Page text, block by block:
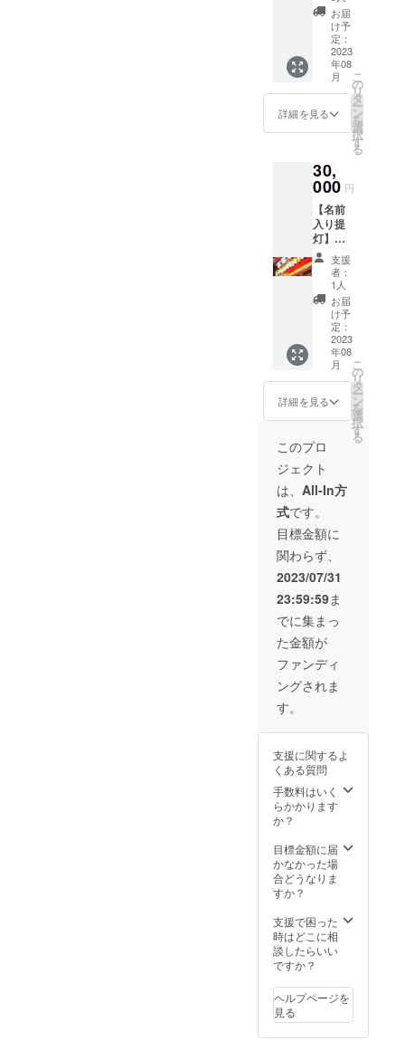
者様の
お名前
を飾ら
せてい
ただき
ます。
・掲載
期間：8
運行期
間 ・半
24.3cm
×
33.3cm
）に、
お名前
フル
ネー
ム、も
しくは
企業名
（墨筆
で書く
ためロ
ゴ・イ
を書か
ただき
ます。
時、必
ず備考
欄に掲
載を希
望され
前をご
記入く
い。
ス】 青
森県産
りんご
を使用
したス
トレー
ト果汁
のりん
ご
りセッ
ト。 お
礼状を
添えて
宅配に
てお送
りさせ
ていた
だきま
す。 ま
た、運
行の際
には、
半紙に
てご支
援者様
のお名
いただ
す。 ・
掲載期
間：8月
4日～8
月8日の
祭り運
行期間
・半紙
24.3cm
×
33.3cm
）に、
お名前
フル
ネー
企業名
（墨筆
で書く
ためロ
ゴ・イ
ラスト
せてい
ただき
ます。
ず備考
欄に掲
載を希
望され
前をご
記入く
ださ
い。
お届
け予
定：
2023
年08
月
詳細を見る
こ
の
リ
タ
ー
ン
を
選
択
す
る
30,
000 円
【名前
入り提
灯】サ
イズ：
高さ約
53cm×
幅約
13.5cm
※平置き
採寸 ご
支援者
様の名
前を入
れたオ
リジナ
灯をお
作り
し、 お
礼状を
そえて
宅配に
て送ら
せてい
ただき
ます。
お名前
フル
ネー
ム、も
しくは
企業名
（ロ
ゴ・イ
を入れ
いただ
きま
す。支
援時、
掲載を
希望さ
れるお
くださ
い。
（※提灯
に灯り
す電池
式ロウ
ソクは
つきま
支援
者：
1人
お届
け予
定：
2023
年08
月
詳細を見る
こ
の
リ
タ
ー
ン
を
選
択
す
る
このプロ
ジェクト
は、 All-In方
式です。
目標金額に
関わらず、
2023/07/31
23:59:59ま
でに集まっ
た金額が
ファンディ
ングされま
す。
支援に関するよ
くある質問
手数料はいく
らかかります
か？
目標金額に届
かなかった場
合どうなりま
すか？
支援で困った
時はどこに相
談したらいい
ですか？
ヘルプページを
見る